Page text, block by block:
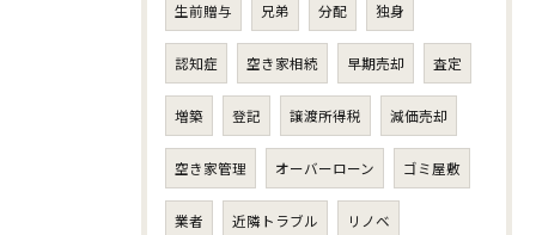
生前贈与 兄弟 分配 独身
認知症 空き家相続 早期売却 査定
増築 登記 譲渡所得税 減価売却
空き家管理 オーバーローン ゴミ屋敷
業者 近隣トラブル リノベ